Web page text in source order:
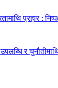
प्रहार :
र